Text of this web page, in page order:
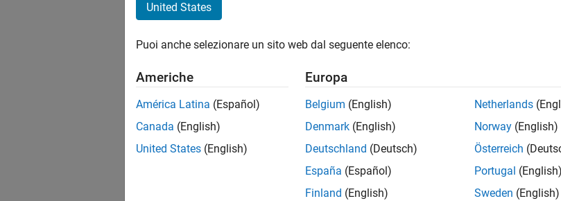
United States
Puoi anche selezionare un sito web dal seguente elenco:
Americhe
América Latina (Español)
Canada (English)
United States (English)
Europa
Belgium (English)
Denmark (English)
Deutschland (Deutsch)
España (Español)
Finland (English)
Netherlands
Norway (English)
Österreich
Portugal (English)
Sweden (English)